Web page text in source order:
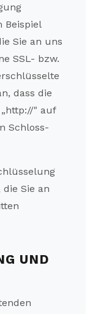
Beispiel
Sie an uns
SSL- bzw.
dass die
" auf
Schloss-
Sie an
UND